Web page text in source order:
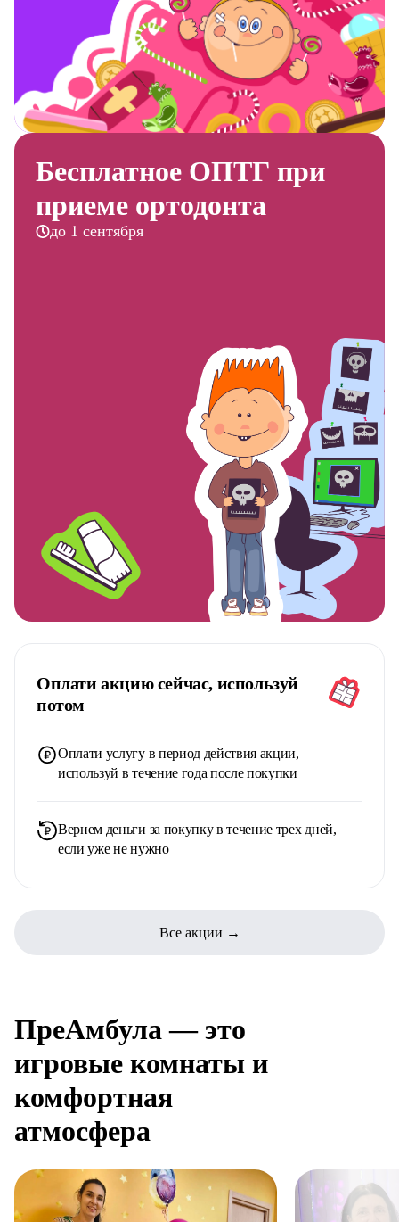
Оплати акцию сейчас, используй
потом
Оплати услугу в период действия акции,
используй в течение года после покупки
Вернем деньги за покупку в течение трех дней,
если уже не нужно
Бесплатное ОПТГ при
приеме ортодонта
до 1 сентября
Все акции →
ПреАмбула — это
игровые комнаты и
комфортная
атмосфера